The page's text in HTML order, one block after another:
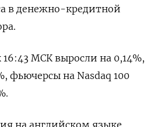
в денежно-кредитной
МСК ​выросли на 0,14%,
фьючерсы на Nasdaq ​100
‌на английском языке